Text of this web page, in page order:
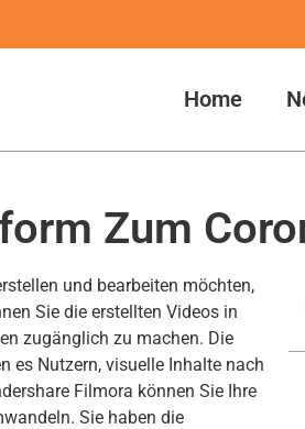
Home
Zum
und bearbeiten möchten,
Sie die erstellten Videos in
zugänglich zu machen. Die
es Nutzern, visuelle Inhalte nach
Filmora können Sie Ihre
Sie haben die